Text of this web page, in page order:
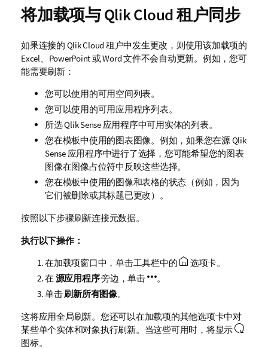
将加载项与Qlik Cloud租户同步
如果连接的 Qlik Cloud 租户中发生更改，则使用该加载项的
Excel、 PowerPoint或Word文件不会自动更新。例如，您可
能需要刷新：
您可以使用的可用空间列表。
您可以使用的可用应用程序列表。
所选Qlik Sense应用程序中可用实体的列表。
您在模板中使用的图表图像。例如，如果您在源Qlik
Sense应用程序中进行了选择，您可能希望您的图表
图像在图像占位符中反映这些选择。
您在模板中使用的图像和表格的状态（例如，因为
它们被删除或其标题已更改）。
按照以下步骤刷新连接元数据。
执行以下操作：
在加载项窗口中，单击工具栏中的
选项卡。
在 源应用程序旁边，单击
。
单击刷新所有图像。
这将应用全局刷新。您还可以在加载项的其他选项卡中对
某些单个实体和对象执行刷新。当这些可用时，将显示
图标。